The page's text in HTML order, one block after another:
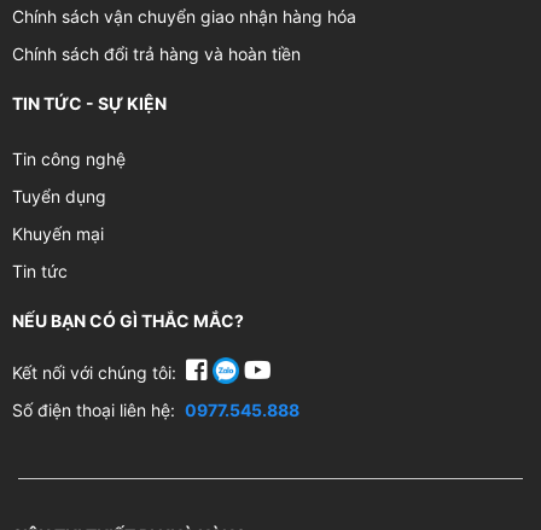
Chính sách vận chuyển giao nhận hàng hóa
Chính sách đổi trả hàng và hoàn tiền
TIN TỨC - SỰ KIỆN
Tin công nghệ
Tuyển dụng
Khuyến mại
Tin tức
NẾU BẠN CÓ GÌ THẮC MẮC?
Kết nối với chúng tôi:
Số điện thoại liên hệ: 0977.545.888